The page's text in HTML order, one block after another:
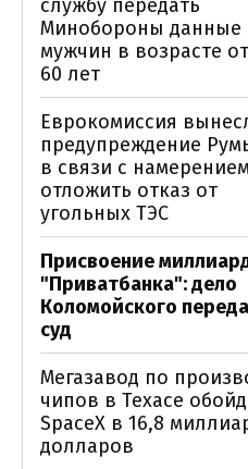
службу передать
Минобороны данные
мужчин в возрасте
60 лет
Еврокомиссия
предупреждение
в связи с намерением
отложить отказ от
угольных ТЭС
Присвоение
"Приватбанка": дело
Коломойского
суд
Мегазавод по
чипов в Техасе
SpaceX в 16,8
долларов